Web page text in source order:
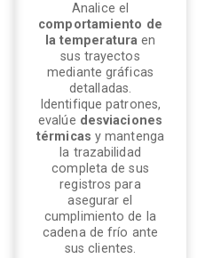
Analice el
comportamiento de
la temperatura en
sus trayectos
mediante gráficas
detalladas.
Identifique patrones,
evalúe desviaciones
térmicas y mantenga
la trazabilidad
completa de sus
registros para
asegurar el
cumplimiento de la
cadena de frío ante
sus clientes.